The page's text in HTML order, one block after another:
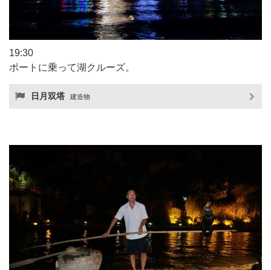
19:30
ボートに乗って湖クルーズ。
日月双塔 建造物